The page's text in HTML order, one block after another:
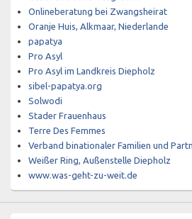
Onlineberatung bei Zwangsheirat
Oranje Huis, Alkmaar, Niederlande
papatya
Pro Asyl
Pro Asyl im Landkreis Diepholz
sibel-papatya.org
Solwodi
Stader Frauenhaus
Terre Des Femmes
Verband binationaler Familien und
Weißer Ring, Außenstelle Diepholz
www.was-geht-zu-weit.de